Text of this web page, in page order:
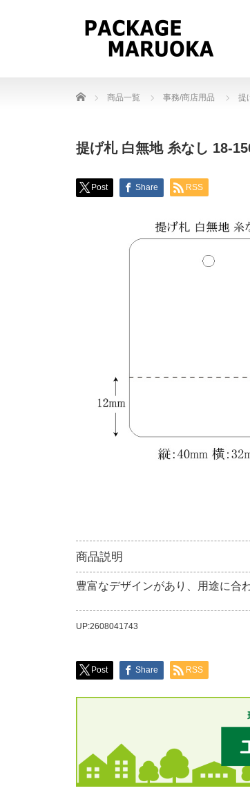
Home 商品一覧 事務/商店用品 提
提げ札 白無地 糸なし 18-
Post Share RSS
商品説明
豊富なデザインがあり、用途に合
UP:2608041743
Post Share RSS